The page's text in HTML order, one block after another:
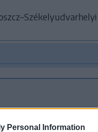
Personal Information